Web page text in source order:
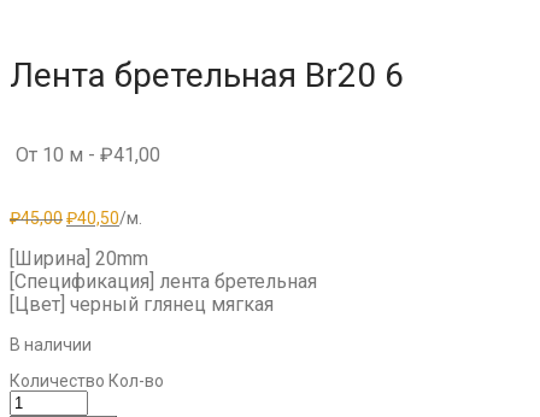
Лента бретельная Br20 6
От 10 м - ₽41,00
₽45,00Первоначальная
составляла
₽45,00.
₽40,50Текущая
₽40,50.
/м.
[Ширина] 20mm
[Спецификация] лента бретельная
[Цвет] черный глянец мягкая
В наличии
Количество Кол-во